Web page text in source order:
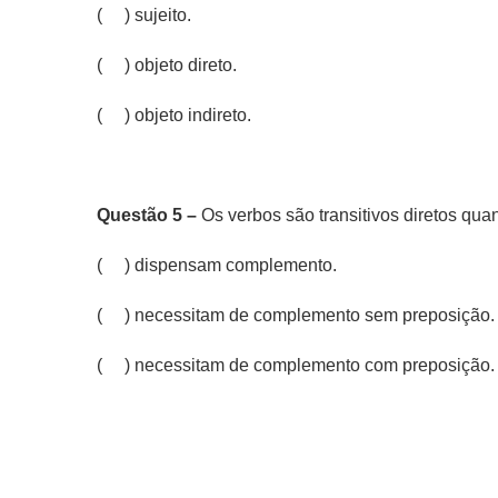
( ) sujeito.
( ) objeto direto.
( ) objeto indireto.
Questão 5 – Os verbos são transitivos diretos
( ) dispensam complemento.
( ) necessitam de complemento sem preposição.
( ) necessitam de complemento com preposição.